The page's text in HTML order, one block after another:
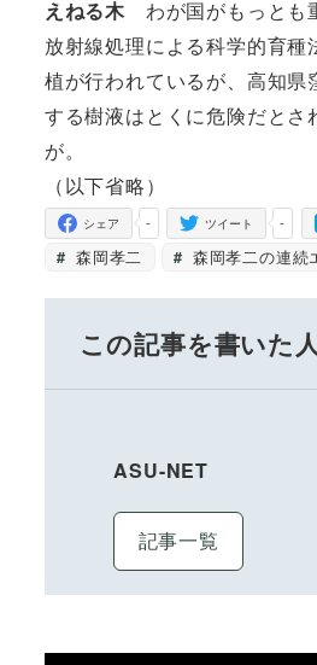
えねる木 わが国がもっとも
放射線処理による科学的育
植が行われているが、高知県
する樹液はとくに危険だとさ
が。
（以下省略）
-
シェア -
ツイート
森岡孝二 森岡孝二の連続
この記事を書いた
ASU-NET
記事一覧